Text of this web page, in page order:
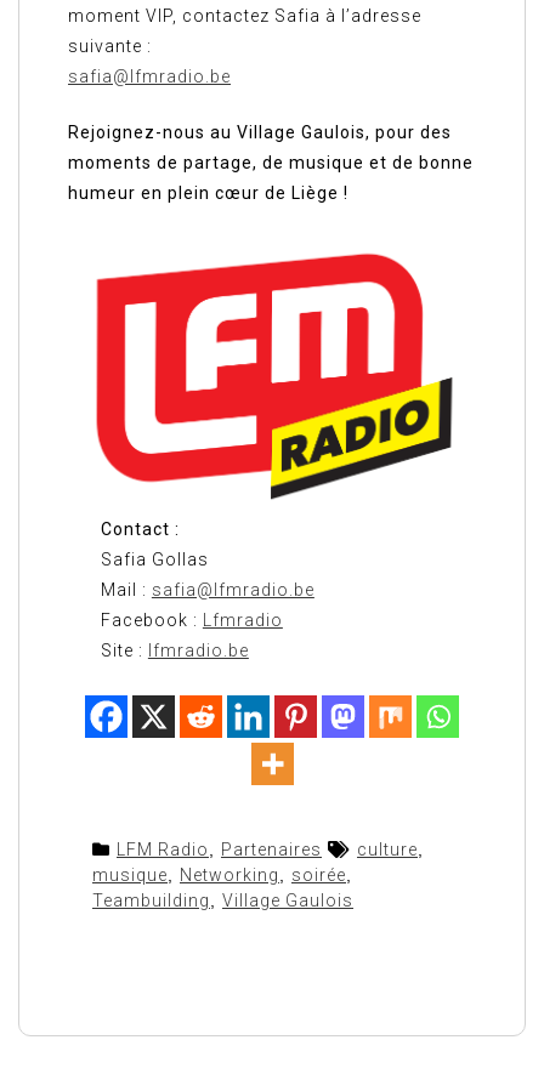
moment VIP, contactez Safia à l’adresse
suivante :
safia@lfmradio.be
Rejoignez-nous au Village Gaulois, pour des
moments de partage, de musique et de bonne
humeur en plein cœur de Liège !
Contact :
Safia Gollas
Mail : safia@lfmradio.be
Facebook :
Lfmradio
Site :
lfmradio.be
LFM Radio Partenaires culture
musique
Networking soirée
Teambuilding
Village Gaulois